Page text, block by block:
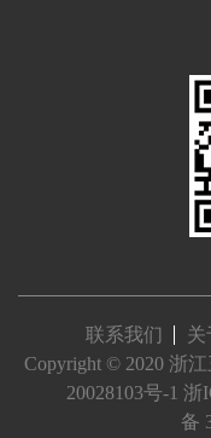
联系我们 关
Copyright © 2020 浙
20028103号-1 浙
备